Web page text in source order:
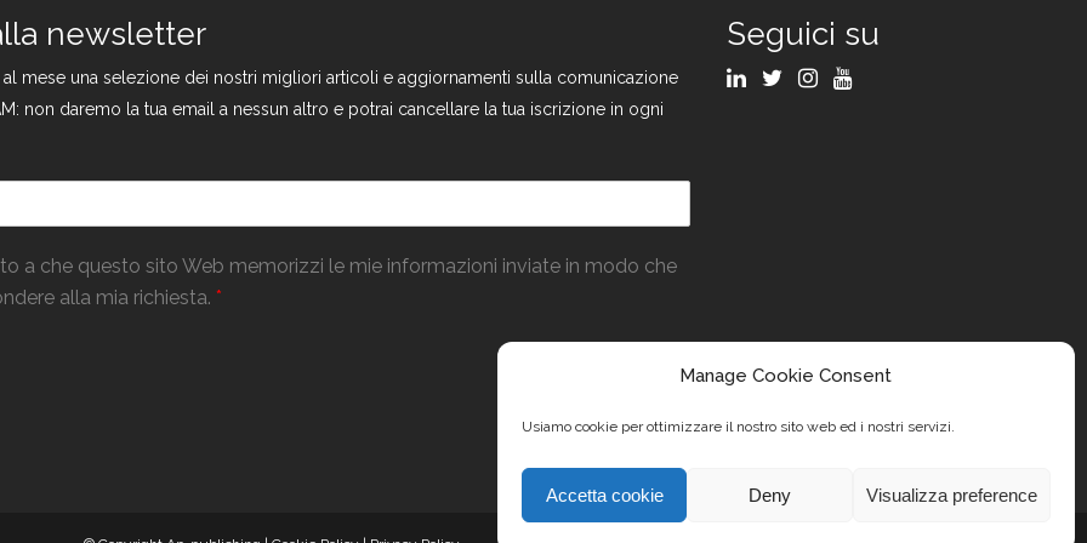
Manage Cookie Consent
Usiamo cookie per ottimizzare il nostro sito web ed i nostri servizi.
Accetta cookie Deny Visualizza preference
newsletter
al mese una selezione dei nostri migliori articoli e aggiornamenti sulla comunicazione
non daremo la tua email a nessun altro e potrai cancellare la tua iscrizione in ogni
a che questo sito Web memorizzi le mie informazioni inviate in modo che
alla mia richiesta. *
Seguici su